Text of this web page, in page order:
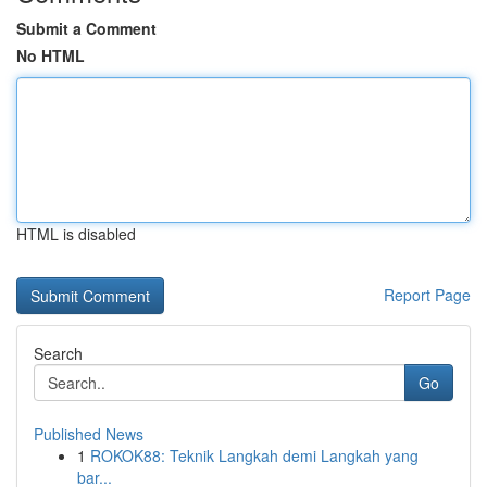
Submit a Comment
No HTML
HTML is disabled
Report Page
Search
Go
Published News
1 ROKOK88: Teknik Langkah demi Langkah yang
bar...